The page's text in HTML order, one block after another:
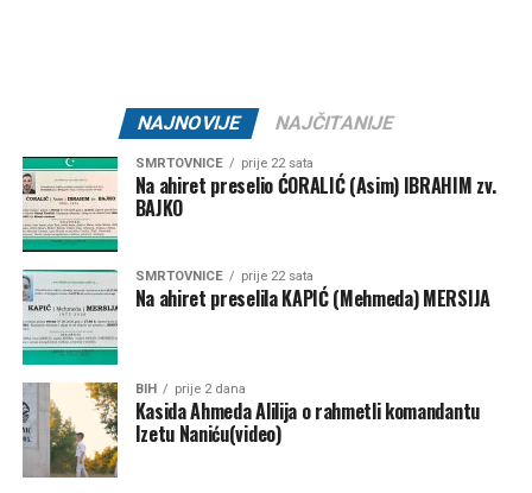
NAJNOVIJE NAJČITANIJE
SMRTOVNICE prije 22 sata
Na ahiret preselio ĆORALIĆ (Asim) IBRAHIM zv.
BAJKO
SMRTOVNICE prije 22 sata
Na ahiret preselila KAPIĆ (Mehmeda) MERSIJA
BIH prije 2 dana
Kasida Ahmeda Alilija o rahmetli komandantu
Izetu Naniću(video)